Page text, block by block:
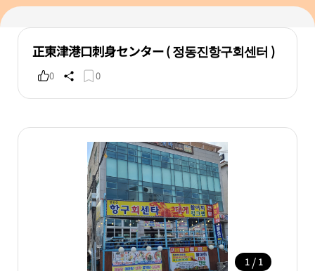
正東津港口刺身センター ( 정동진항구회센터 )
0 0
1 / 1